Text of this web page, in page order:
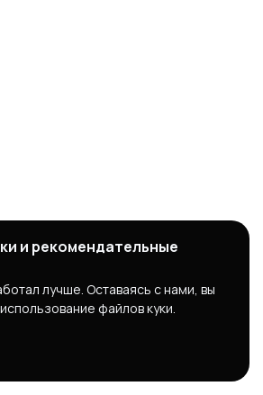
и рекомендательные
лучше. Оставаясь с нами, вы
файлов куки.